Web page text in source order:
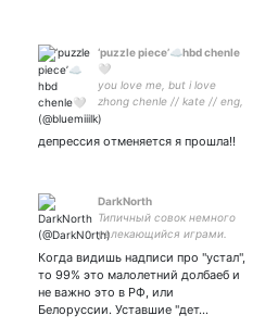
‘puzzle piece’☁️hbd chenle
🤍
you love me, but i love
zhong chenle // kate // eng,
rus // genshin 56ar
депрессия отменяется я прошла!!
DarkNorth
Типичный совок немного
увлекающийся играми.
Когда видишь надписи про "устал",
то 99% это малолетний долбаеб и
не важно это в РФ, или
Белоруссии. Уставшие "дет…